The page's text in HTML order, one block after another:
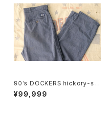
90's DOCKERS hickory-stri
pe one-tuck Pants "Made i
n U.S.A."
¥99,999